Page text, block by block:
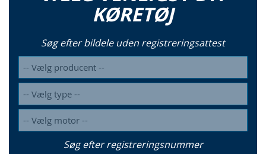
KØRETØJ
Søg efter bildele uden registreringsattest
Søg efter registreringsnummer